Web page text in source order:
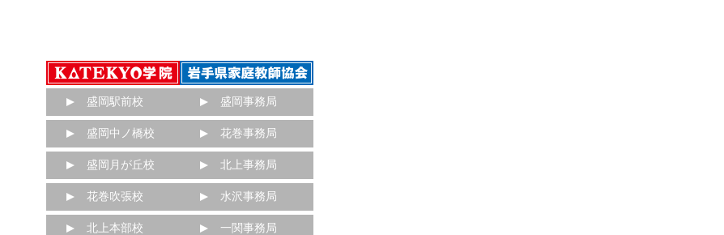
盛岡駅前校
盛岡中ノ橋校
盛岡月が丘校
花巻吹張校
北上本部校
盛岡事務局
花巻事務局
北上事務局
水沢事務局
一関事務局